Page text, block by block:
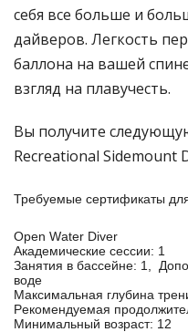
себя все больше и
дайверов. Легкость
баллона на вашей
взгляд на плавучесть.
Вы получите
Recreational Sidemount
Требуемые сертификаты
Open Water Diver
Академические сессии: 1
Занятия в бассейне: 1,
воде
Максимальная глубина
Рекомендуемая
Минимальный возраст: 12